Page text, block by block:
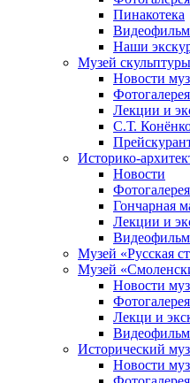
Пинакотека
Наши
Музей
Новости
Фотогалерея
Лекции и
С.Т.
Историко-
Новости
Фотогалерея
Гончарная
Лекции и
Музей «Русская
Музей
Новости
Фотогалерея
Лекци и
Исторический
Новости